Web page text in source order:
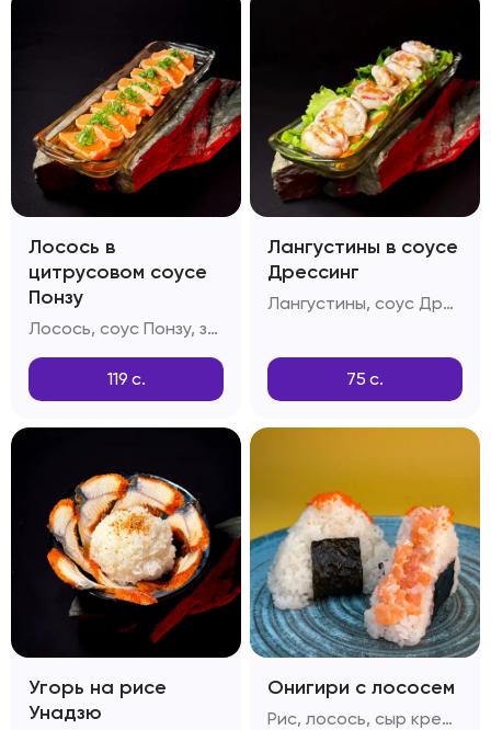
Лосось в
цитрусовом соусе
Понзу
Лосось, соус Понзу, зелень, дайкон
119 с.
Лангустины в соусе
Дрессинг
Лангустины, соус Дрессинг, салатный лист
75 с.
Угорь на рисе
Унадзю
Онигири с лососем
Рис, лосось, сыр креметта, тобико, соус спайси, кунжут